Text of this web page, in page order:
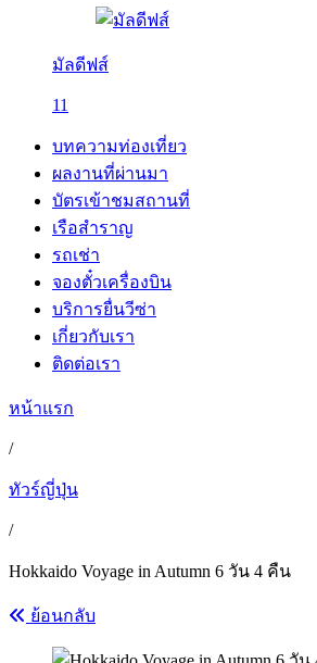
มัลดีฟส์
11
บทความท่องเที่ยว
ผลงานที่ผ่านมา
บัตรเข้าชมสถานที่
เรือสำราญ
รถเช่า
จองตั๋วเครื่องบิน
บริการยื่นวีซ่า
เกี่ยวกับเรา
ติดต่อเรา
หน้าแรก
/
ทัวร์ญี่ปุ่น
/
Hokkaido Voyage in Autumn 6 วัน 4 คืน
ย้อนกลับ